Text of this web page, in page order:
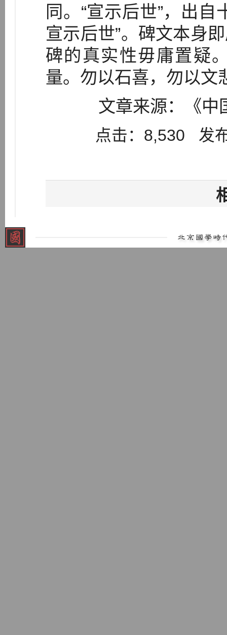
同。“宣示后世”，出
宣示后世”。碑文本身
碑的真实性毋庸置疑
量。勿以石喜，勿以文
文章来源：《中
点击：8,530 发